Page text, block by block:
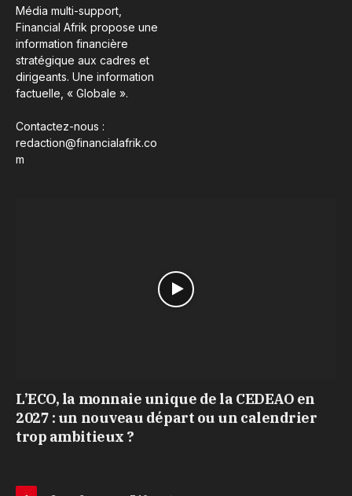
Média multi-support,
Financial Afrik propose une
information financière
stratégique aux cadres et
dirigeants. Une information
factuelle, « Globale ».
Contactez-nous :
redaction@financialafrik.co
m
L’ECO, la monnaie unique de la CEDEAO en
2027 : un nouveau départ ou un calendrier
trop ambitieux ?